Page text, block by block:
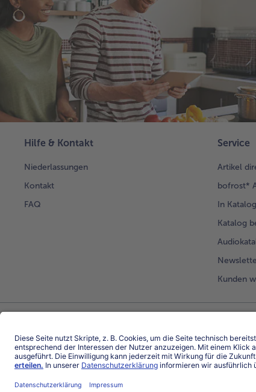
Hilfe & Kontakt
Niederlassungen
Kontakt
FAQ
Service
Artikel
bofrost*
In
Katalog
Kunden